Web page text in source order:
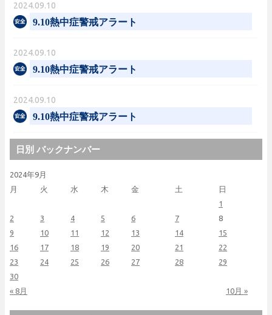
2024.09.10
9.10熱中症警戒アラート
2024.09.10
9.10熱中症警戒アラート
2024.09.10
9.10熱中症警戒アラート
日別 バックナンバー
2024年9月
月
火 水 木 金 土 日
« 8月 10月 »
1
2
3 4 5 6 7
8
9
10 11 12 13 14
15
16
17 18 19 20 21
22
23
24 25 26 27 28
29
30